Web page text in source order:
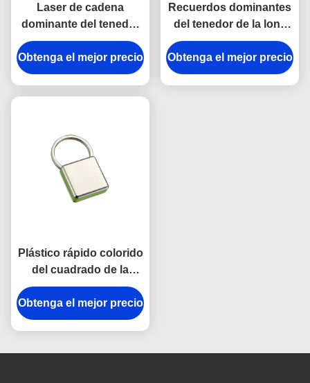
Laser de cadena
dominante del tenedor
del metal del rectángulo
que graba el regalo del
recuerdo de la lona
Obtenga el mejor precio
Recuerdos dominantes
del tenedor de la lona
brillante del grueso del
llavero 9m m del
gancho de la broche del
Obtenga el mejor precio
Plástico rápido colorido
del cuadrado de la
cadena dominante del
gancho del moho del
metal del tenedor anti
Obtenga el mejor precio